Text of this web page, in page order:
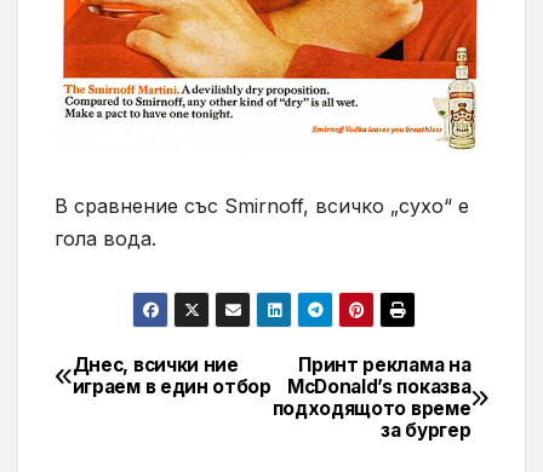
В сравнение със Smirnoff, всичко „сухо“ е
гола вода.
Навигация
Принт реклама на
McDonald’s показва
подходящото време
за бургер
Днес, всички ние
играем в един отбор